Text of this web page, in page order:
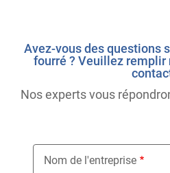
Avez-vous des questions
fourré ? Veuillez
Nos experts vous
Nom de l'entreprise